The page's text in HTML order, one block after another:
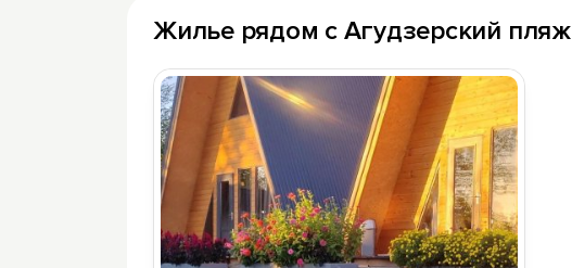
Жилье рядом с Агудзерский пляж